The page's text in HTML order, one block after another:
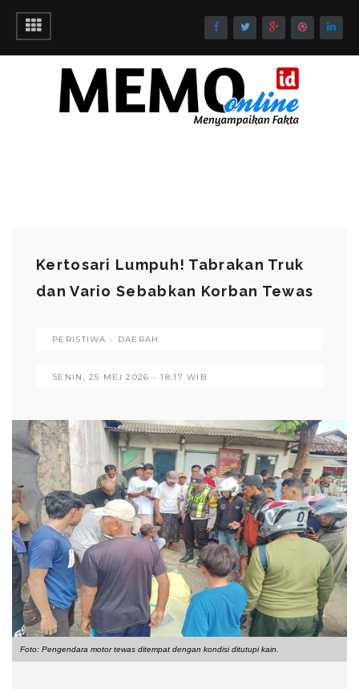
Kertosari Lumpuh! Tabrakan Truk
dan Vario Sebabkan Korban Tewas
PERISTIWA - DAERAH
SENIN, 25 MEI 2026 - 18:17 WIB
Foto: Pengendara motor tewas ditempat dengan kondisi ditutupi kain.